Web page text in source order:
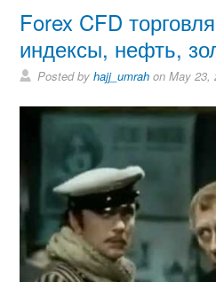
Forex CFD
индексы, нефть,
Posted byhajj_umrah on May 23,